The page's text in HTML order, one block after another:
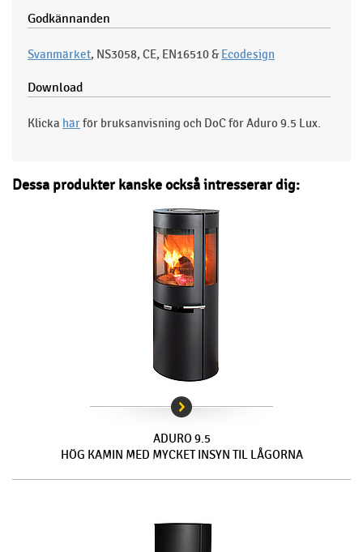
Godkännanden
Svanmärket, NS3058, CE, EN16510 & Ecodesign
Download
Klicka härför bruksanvisning och DoC för Aduro 9.5 Lux.
Dessa produkter kanske också intresserar dig:
ADURO 9.5
HÖG KAMIN MED MYCKET INSYN TIL LÅGORNA